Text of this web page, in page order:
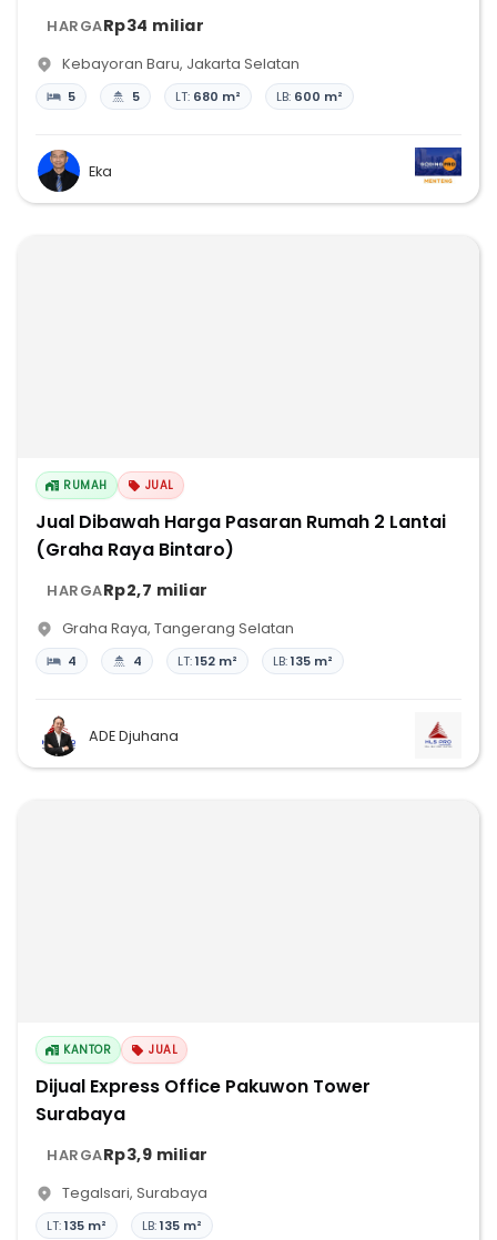
HARGARp34 miliar
Kebayoran Baru, Jakarta Selatan
5 5 LT: 680 m² LB: 600 m²
Eka
RUMAH JUAL
Jual Dibawah Harga Pasaran Rumah 2 Lantai
(Graha Raya Bintaro)
HARGARp2,7 miliar
Graha Raya, Tangerang Selatan
4 4 LT:152 m² LB:135 m²
ADE Djuhana
KANTOR JUAL
Dijual Express Office Pakuwon Tower
Surabaya
HARGARp3,9 miliar
Tegalsari, Surabaya
LT:135 m² LB:135 m²